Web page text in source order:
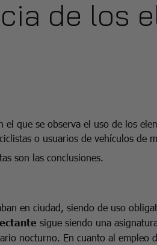
de los
el que se observa el uso de los
o usuarios de vehículos de
son las conclusiones.
en ciudad, siendo de uso
sigue siendo una
nocturno. En cuanto al empleo